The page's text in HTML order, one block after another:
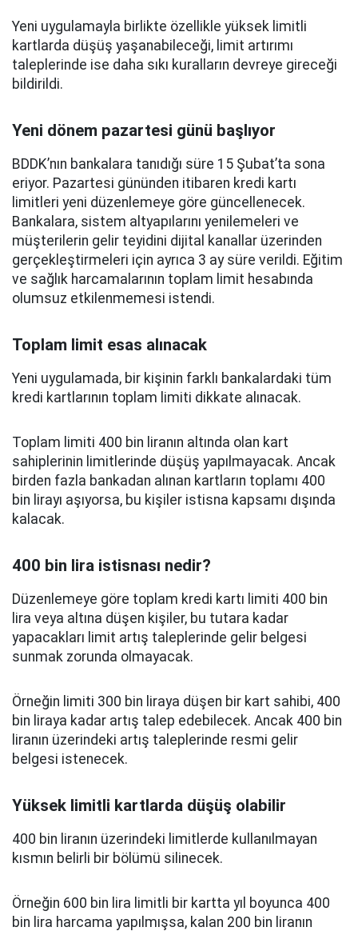
Yeni uygulamayla birlikte özellikle yüksek limitli
kartlarda düşüş yaşanabileceği, limit artırımı
taleplerinde ise daha sıkı kuralların devreye gireceği
bildirildi.
Yeni dönem pazartesi günü başlıyor
BDDK’nın bankalara tanıdığı süre 15 Şubat’ta sona
eriyor. Pazartesi gününden itibaren kredi kartı
limitleri yeni düzenlemeye göre güncellenecek.
Bankalara, sistem altyapılarını yenilemeleri ve
müşterilerin gelir teyidini dijital kanallar üzerinden
gerçekleştirmeleri için ayrıca 3 ay süre verildi. Eğitim
ve sağlık harcamalarının toplam limit hesabında
olumsuz etkilenmemesi istendi.
Toplam limit esas alınacak
Yeni uygulamada, bir kişinin farklı bankalardaki tüm
kredi kartlarının toplam limiti dikkate alınacak.
Toplam limiti 400 bin liranın altında olan kart
sahiplerinin limitlerinde düşüş yapılmayacak. Ancak
birden fazla bankadan alınan kartların toplamı 400
bin lirayı aşıyorsa, bu kişiler istisna kapsamı dışında
kalacak.
400 bin lira istisnası nedir?
Düzenlemeye göre toplam kredi kartı limiti 400 bin
lira veya altına düşen kişiler, bu tutara kadar
yapacakları limit artış taleplerinde gelir belgesi
sunmak zorunda olmayacak.
Örneğin limiti 300 bin liraya düşen bir kart sahibi, 400
bin liraya kadar artış talep edebilecek. Ancak 400 bin
liranın üzerindeki artış taleplerinde resmi gelir
belgesi istenecek.
Yüksek limitli kartlarda düşüş olabilir
400 bin liranın üzerindeki limitlerde kullanılmayan
kısmın belirli bir bölümü silinecek.
Örneğin 600 bin lira limitli bir kartta yıl boyunca 400
bin lira harcama yapılmışsa, kalan 200 bin liranın